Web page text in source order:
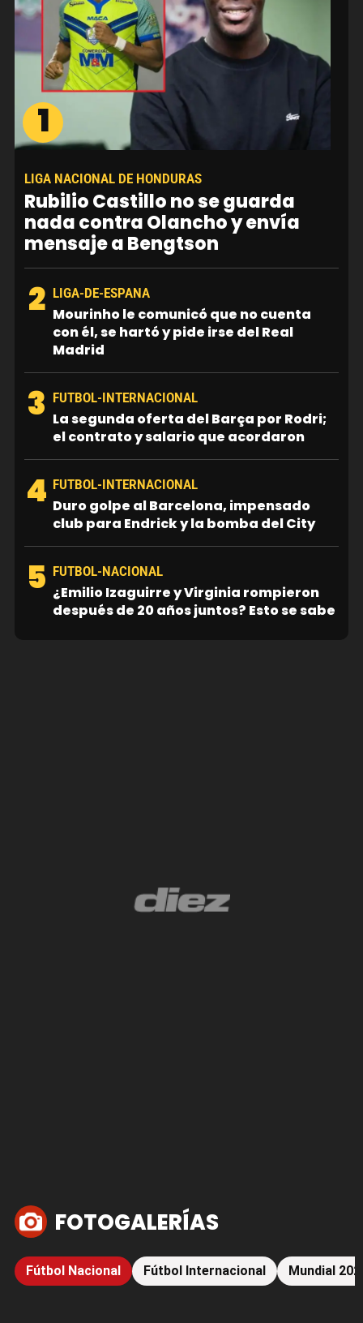
1
LIGA NACIONAL DE HONDURAS
Rubilio Castillo no se guarda
nada contra Olancho y envía
mensaje a Bengtson
2 LIGA-DE-ESPANA
Mourinho le comunicó que no cuenta
con él, se hartó y pide irse del Real
Madrid
3 FUTBOL-INTERNACIONAL
La segunda oferta del Barça por Rodri;
el contrato y salario que acordaron
4 FUTBOL-INTERNACIONAL
Duro golpe al Barcelona, impensado
club para Endrick y la bomba del City
5 FUTBOL-NACIONAL
¿Emilio Izaguirre y Virginia rompieron
después de 20 años juntos? Esto se sabe
FOTOGALERÍAS
Fútbol Nacional Fútbol Internacional Mundial